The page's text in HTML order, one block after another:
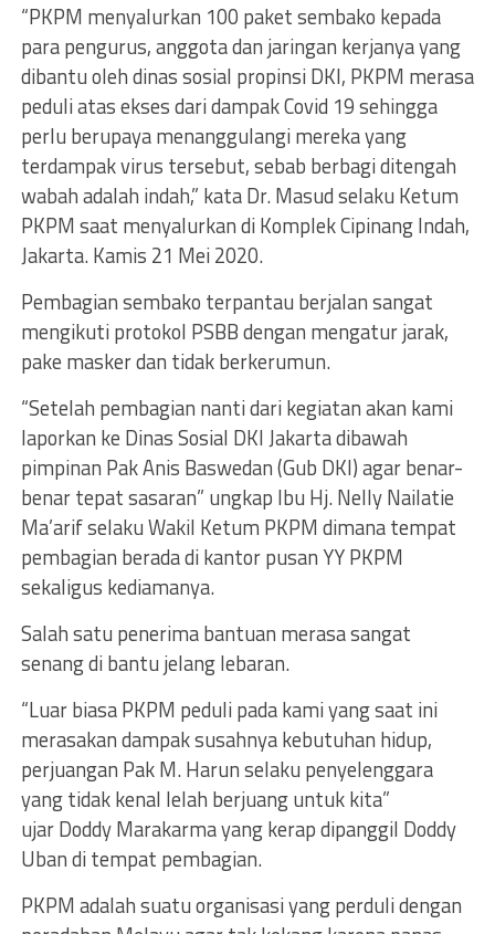
“PKPM menyalurkan 100 paket sembako kepada
para pengurus, anggota dan jaringan kerjanya yang
dibantu oleh dinas sosial propinsi DKI, PKPM merasa
peduli atas ekses dari dampak Covid 19 sehingga
perlu berupaya menanggulangi mereka yang
terdampak virus tersebut, sebab berbagi ditengah
wabah adalah indah,” kata Dr. Masud selaku Ketum
PKPM saat menyalurkan di Komplek Cipinang Indah,
Jakarta. Kamis 21 Mei 2020.
Pembagian sembako terpantau berjalan sangat
mengikuti protokol PSBB dengan mengatur jarak,
pake masker dan tidak berkerumun.
“Setelah pembagian nanti dari kegiatan akan kami
laporkan ke Dinas Sosial DKI Jakarta dibawah
pimpinan Pak Anis Baswedan (Gub DKI) agar benar-
benar tepat sasaran” ungkap Ibu Hj. Nelly Nailatie
Ma’arif selaku Wakil Ketum PKPM dimana tempat
pembagian berada di kantor pusan YY PKPM
sekaligus kediamanya.
Salah satu penerima bantuan merasa sangat
senang di bantu jelang lebaran.
“Luar biasa PKPM peduli pada kami yang saat ini
merasakan dampak susahnya kebutuhan hidup,
perjuangan Pak M. Harun selaku penyelenggara
yang tidak kenal lelah berjuang untuk kita”
ujar Doddy Marakarma yang kerap dipanggil Doddy
Uban di tempat pembagian.
PKPM adalah suatu organisasi yang perduli dengan